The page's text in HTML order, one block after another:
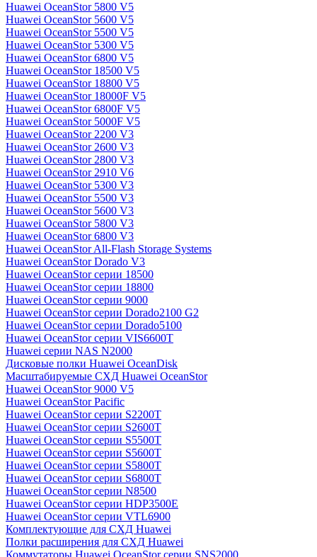
Huawei OceanStor 5800 V5
Huawei OceanStor 5600 V5
Huawei OceanStor 5500 V5
Huawei OceanStor 5300 V5
Huawei OceanStor 6800 V5
Huawei OceanStor 18500 V5
Huawei OceanStor 18800 V5
Huawei OceanStor 18000F V5
Huawei OceanStor 6800F V5
Huawei OceanStor 5000F V5
Huawei OceanStor 2200 V3
Huawei OceanStor 2600 V3
Huawei OceanStor 2800 V3
Huawei OceanStor 2910 V6
Huawei OceanStor 5300 V3
Huawei OceanStor 5500 V3
Huawei OceanStor 5600 V3
Huawei OceanStor 5800 V3
Huawei OceanStor 6800 V3
Huawei OceanStor All-Flash Storage Systems
Huawei OceanStor Dorado V3
Huawei OceanStor серии 18500
Huawei OceanStor серии 18800
Huawei OceanStor серии 9000
Huawei OceanStor серии Dorado2100 G2
Huawei OceanStor серии Dorado5100
Huawei OceanStor серии VIS6600T
Huawei серии NAS N2000
Дисковые полки Huawei OceanDisk
Масштабируемые СХД Huawei OceanStor
Huawei OceanStor 9000 V5
Huawei OceanStor Pacific
Huawei OceanStor серии S2200T
Huawei OceanStor серии S2600T
Huawei OceanStor серии S5500T
Huawei OceanStor серии S5600T
Huawei OceanStor серии S5800T
Huawei OceanStor серии S6800T
Huawei OceanStor серии N8500
Huawei OceanStor серии HDP3500E
Huawei OceanStor серии VTL6900
Комплектующие для СХД Huawei
Полки расширения для СХД Huawei
Коммутаторы Huawei OceanStor серии SNS2000